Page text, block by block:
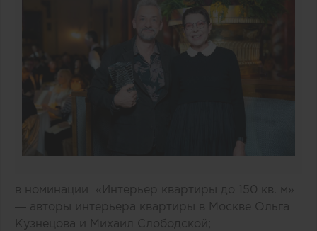
в номинации «Интерьер квартиры до 150 кв. м»
— авторы интерьера квартиры в Москве Ольга
Кузнецова и Михаил Слободской;